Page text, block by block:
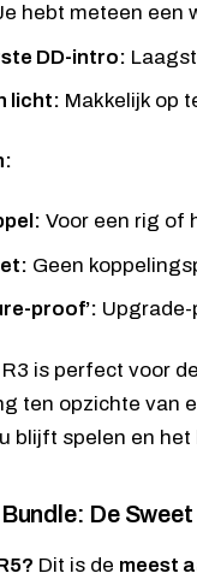
hebt meteen een
DD-intro:
licht: Makkelijk op
Voor een rig of
Geen
proof’: Upgrade-
R3 is perfect voor
ten opzichte van
blijft spelen en
De
Dit is de meest